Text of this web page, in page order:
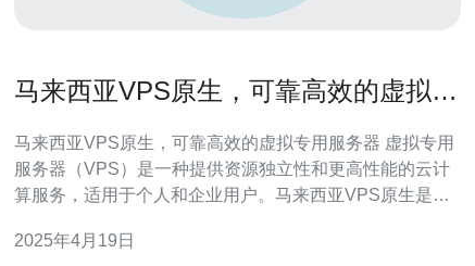
马来西亚VPS原生，可靠高效的虚拟专
马来西亚VPS原生，可靠高效的虚拟专用服务器 虚拟专用
服务器（VPS）是一种提供资源独立性和更高性能的云计
算服务，适用于个人和企业用户。马来西亚VPS原生是指
靠性和高效性。本文将介绍马来西亚VPS原生的特点和优
2025年4月19日